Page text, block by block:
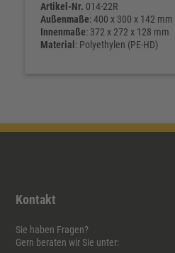
Artikel-Nr. 014-22R
Außenmaße: 400 x 300 x 142 mm
Innenmaße: 372 x 272 x 128 mm
Material : Polyethylen (PE-HD)
Kontakt
Sie haben Fragen?
Gern beraten wir Sie unter: